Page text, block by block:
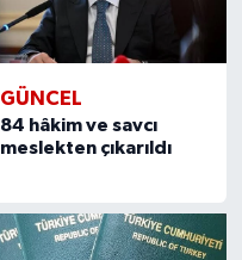
GÜNCEL
84 hâkim ve savcı
meslekten çıkarıldı